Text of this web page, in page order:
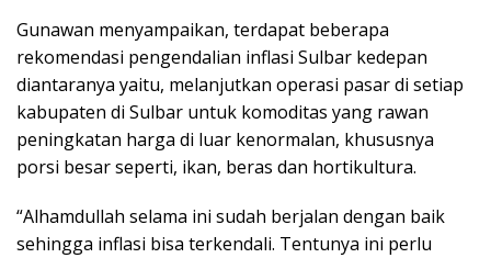
Gunawan menyampaikan, terdapat beberapa
rekomendasi pengendalian inflasi Sulbar kedepan
diantaranya yaitu, melanjutkan operasi pasar di setiap
kabupaten di Sulbar untuk komoditas yang rawan
peningkatan harga di luar kenormalan, khususnya
porsi besar seperti, ikan, beras dan hortikultura.
“Alhamdullah selama ini sudah berjalan dengan baik
sehingga inflasi bisa terkendali. Tentunya ini perlu